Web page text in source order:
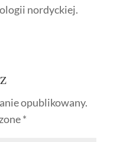
nordyckiej.
opublikowany.
*